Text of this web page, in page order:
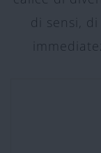
di sensi,